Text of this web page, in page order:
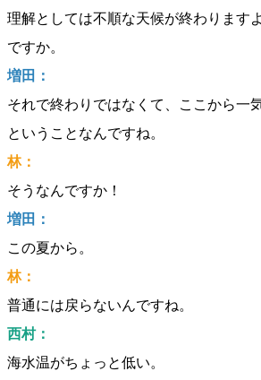
理解としては不順な天候が終わります
ですか。
増田：
それで終わりではなくて、ここから一
ということなんですね。
林：
そうなんですか！
増田：
この夏から。
林：
普通には戻らないんですね。
西村：
海水温がちょっと低い。